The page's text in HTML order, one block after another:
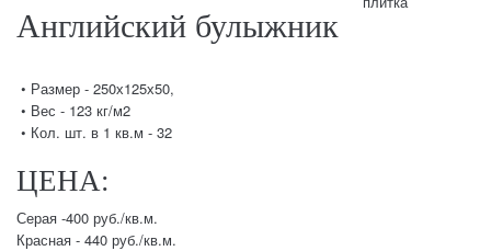
Английский булыжник
• Размер - 250х125х50,
• Вес - 123 кг/м2
• Кол. шт. в 1 кв.м - 32
ЦЕНА:
Серая -400 руб./кв.м.
Красная - 440 руб./кв.м.